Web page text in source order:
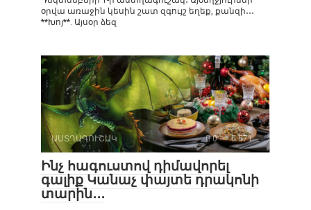
օրվա առաջին կեսին շատ զգույշ եղեք, քանզի․․․
**Խոյ**. Այսօր ձեզ
ԱՍՏՂԱԳՈՒՇԱԿ 0 571
Ինչ հագուստով դիմավորել
գալիք Կանաչ փայտե դրակոնի
տարին․․․